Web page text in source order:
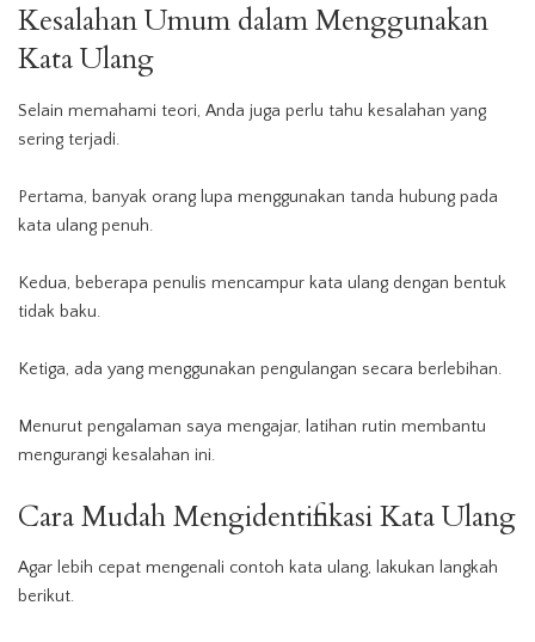
Kesalahan Umum dalam Menggunakan
Kata Ulang
Selain memahami teori, Anda juga perlu tahu kesalahan yang
sering terjadi.
Pertama, banyak orang lupa menggunakan tanda hubung pada
kata ulang penuh.
Kedua, beberapa penulis mencampur kata ulang dengan bentuk
tidak baku.
Ketiga, ada yang menggunakan pengulangan secara berlebihan.
Menurut pengalaman saya mengajar, latihan rutin membantu
mengurangi kesalahan ini.
Cara Mudah Mengidentifikasi Kata Ulang
Agar lebih cepat mengenali contoh kata ulang, lakukan langkah
berikut.